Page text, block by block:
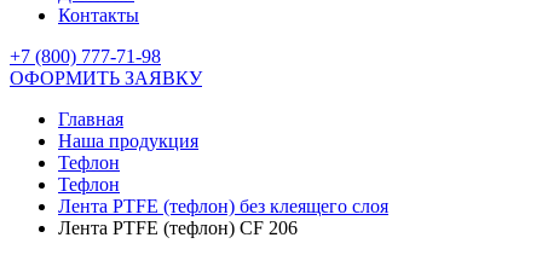
Контакты
+7 (800) 777-71-98
ОФОРМИТЬ ЗАЯВКУ
Главная
Наша продукция
Тефлон
Тефлон
Лента PTFE (тефлон) без клеящего слоя
Лента PTFE (тефлон) CF 206